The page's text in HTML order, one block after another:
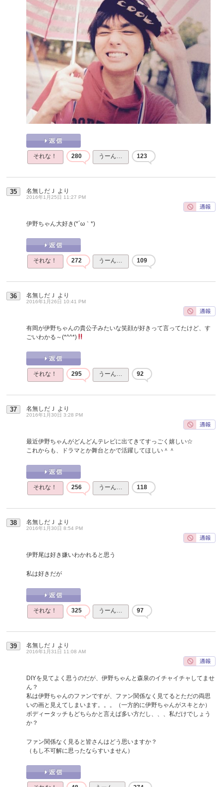
それな！ 280 うーん… 123
35 名無しだＪ より
2016年1月25日 11:27 PM
伊野ちゃん大好き(*´ω｀*)
それな！ 272 うーん… 109
36 名無しだＪ より
2016年1月26日 10:41 PM
有岡が伊野ちゃんの貴公子みたいな笑顔が好きって言ってたけど、す
ごいわかる～(*^^*)
それな！ 295 うーん… 92
37 名無しだＪ より
2016年1月30日 3:28 PM
最近伊野ちゃんがどんどんテレビに出てきてすっごく嬉しい☆
これからも、ドラマとか舞台とかで活躍してほしい＾＾
それな！ 256 うーん… 118
38 名無しだＪ より
2016年1月30日 8:54 PM
伊野尾は好き嫌いわかれると思う
私は好きだが
それな！ 325 うーん… 97
39 名無しだＪ より
2016年1月31日 11:08 AM
DIYを見てよく思うのだが、伊野ちゃんと森泉のイチャイチャしてませ
ん？
私は伊野ちゃんのファンですが、ファン関係なく見てるとただの両思
いの画と見えてしまいます。。。（一方的に伊野ちゃんがスキとか）
ボディータッチもどちらかと言えば多い方だし、、、私だけでしょう
か？
ファン関係なく見ると皆さんはどう思いますか？
（もし不可解に思ったならすいません）